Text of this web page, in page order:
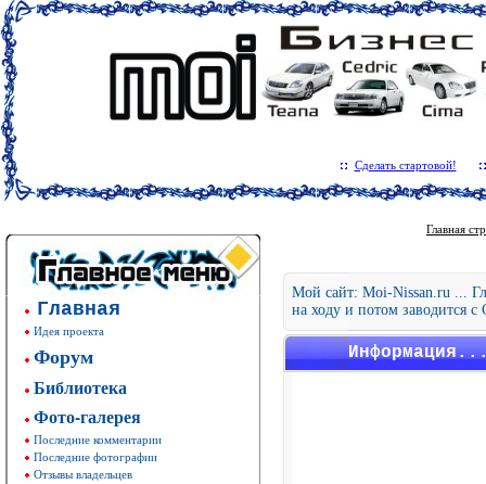
Сделать стартовой!
Главная
Идея проекта
Форум
Библиотека
Фото-галерея
Последние комментарии
Последние фотографии
Отзывы владельцев
Главная
Мой сайт: Moi-Nissan.ru ...
на ходу и потом заводится с